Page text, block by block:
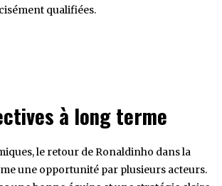
qualifiées.
à long terme
le retour de Ronaldinho dans la
une opportunité par plusieurs acteurs.